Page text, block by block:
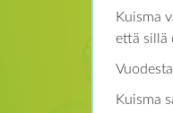
Kuisma
että sillä
Kuisma